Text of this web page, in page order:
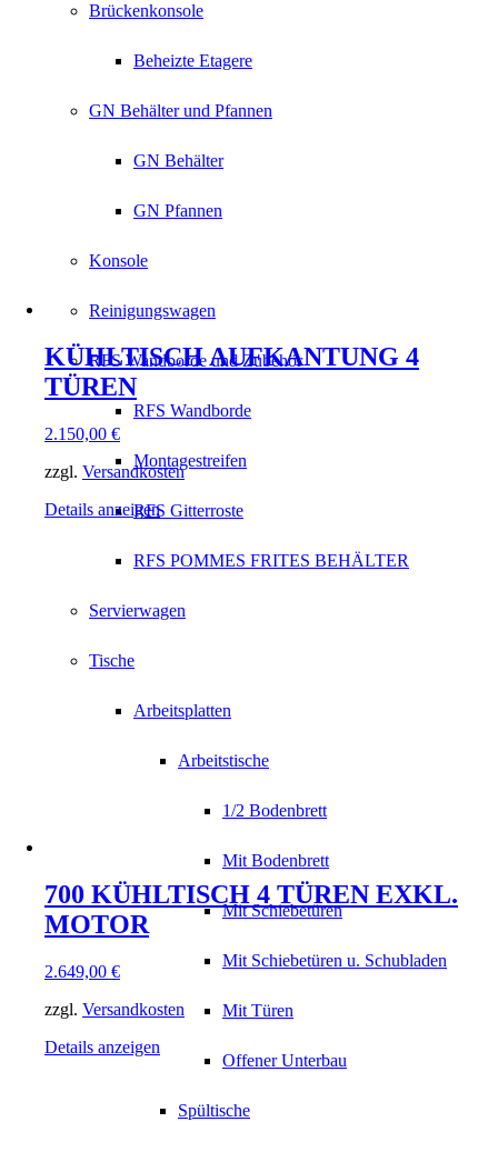
Brückenkonsole
Beheizte Etagere
GN Behälter und Pfannen
GN Behälter
GN Pfannen
Konsole
Reinigungswagen
RFS Wandborde und Zubehör
RFS Wandborde
Montagestreifen
RFS Gitterroste
RFS POMMES FRITES BEHÄLTER
Servierwagen
Tische
Arbeitsplatten
Arbeitstische
1/2 Bodenbrett
Mit Bodenbrett
Mit Schiebetüren
Mit Schiebetüren u. Schubladen
Mit Türen
Offener Unterbau
Spültische
KÜHLTISCH AUFKANTUNG 4
TÜREN
2.150,00 €
zzgl. Versandkosten
Details anzeigen
700 KÜHLTISCH 4 TÜREN EXKL.
MOTOR
2.649,00 €
zzgl. Versandkosten
Details anzeigen